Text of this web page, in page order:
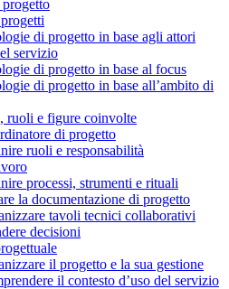
di progetto in base agli attori
servizio
di progetto in base al focus
di progetto in base all’ambito di
ruoli e figure coinvolte
di progetto
ruoli e responsabilità
processi, strumenti e rituali
la documentazione di progetto
tavoli tecnici collaborativi
decisioni
il progetto e la sua gestione
il contesto d’uso del servizio